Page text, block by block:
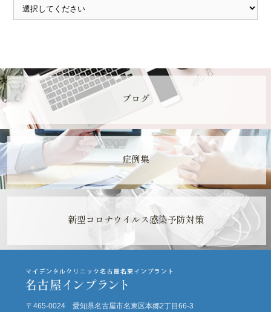
ブログ
症例集
新型コロナウイルス感染予防対策
〒465-0024 愛知県名古屋市名東区本郷2丁目66-3